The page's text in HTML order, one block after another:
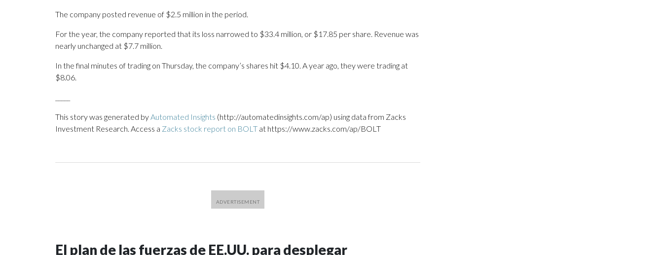
The company posted revenue of $2.5 million in the period.
For the year, the company reported that its loss narrowed to $33.4 million, or $17.85 per share. Revenue was
nearly unchanged at $7.7 million.
In the final minutes of trading on Thursday, the company’s shares hit $4.10. A year ago, they were trading at
$8.06.
This story was generated byAutomated Insights (http://automatedinsights.com/ap) using data from Zacks
Investment Research. Access a Zacks stock report on BOLT at https://www.zacks.com/ap/BOLT
El plan de las fuerzas de EE.UU. para desplegar